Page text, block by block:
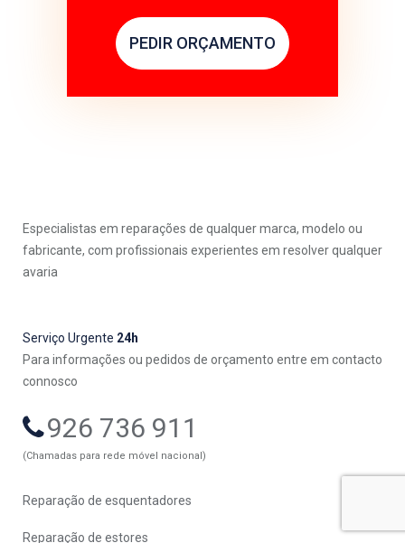
PEDIR ORÇAMENTO
Especialistas em reparações de qualquer marca, modelo ou
fabricante, com profissionais experientes em resolver qualquer
avaria
Serviço Urgente 24h
Para informações ou pedidos de orçamento entre em contacto
connosco
926 736 911
(Chamadas para rede móvel nacional)
Reparação de esquentadores
Reparação de estores